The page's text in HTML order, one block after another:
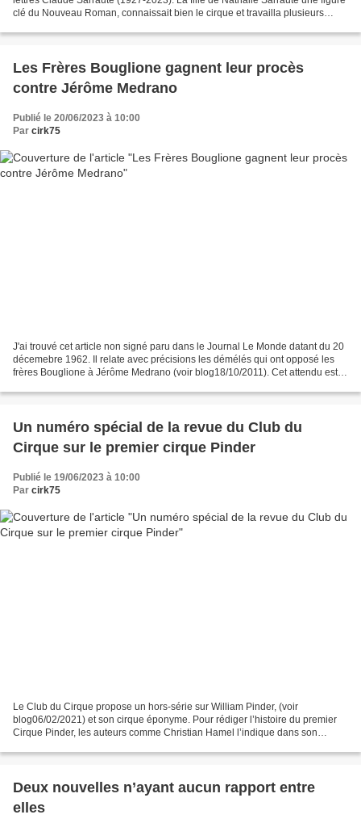
clé du Nouveau Roman, connaissait bien le cirque et travailla plusieurs
Les Frères Bouglione gagnent leur procès
contre Jérôme Medrano
Publié le 20/06/2023 à 10:00
Par cirk75
J'ai trouvé cet article non signé paru dans le Journal Le Monde datant du 20
décemebre 1962. Il relate avec précisions les démélés qui ont opposé les
frères Bouglione à Jérôme Medrano (voir blog18/10/2011). Cet attendu est
Un numéro spécial de la revue du Club du
Cirque sur le premier cirque Pinder
Publié le 19/06/2023 à 10:00
Par cirk75
Le Club du Cirque propose un hors-série sur William Pinder, (voir
blog06/02/2021) et son cirque éponyme. Pour rédiger l’histoire du premier
Cirque Pinder, les auteurs comme Christian Hamel l’indique dans son
Deux nouvelles n’ayant aucun rapport entre
elles